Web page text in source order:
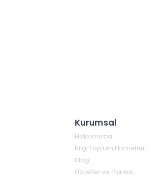
Kurumsal
Hakkımızda
Bilgi Toplum Hizmetleri
Blog
Ücretler ve Planlar